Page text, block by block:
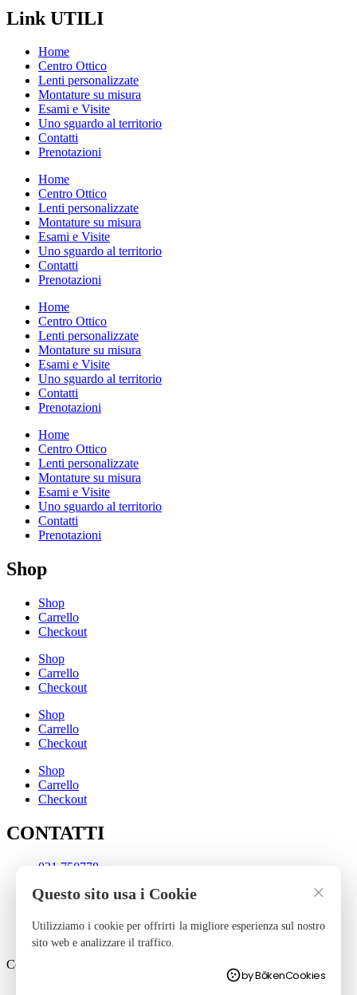
Link UTILI
Home
Centro Ottico
Lenti personalizzate
Montature su misura
Esami e Visite
Uno sguardo al territorio
Contatti
Prenotazioni
Home
Centro Ottico
Lenti personalizzate
Montature su misura
Esami e Visite
Uno sguardo al territorio
Contatti
Prenotazioni
Home
Centro Ottico
Lenti personalizzate
Montature su misura
Esami e Visite
Uno sguardo al territorio
Contatti
Prenotazioni
Home
Centro Ottico
Lenti personalizzate
Montature su misura
Esami e Visite
Uno sguardo al territorio
Contatti
Prenotazioni
Shop
Shop
Carrello
Checkout
Shop
Carrello
Checkout
Shop
Carrello
Checkout
Shop
Carrello
Checkout
CONTATTI
031 750778
Cookie Policy
Termini e Condizioni
Copyright © 2025 – Powered by Bōken
Questo sito usa i Cookie ×
Utilizziamo i cookie per offrirti la migliore esperienza sul nostro
sito web e analizzare il traffico.
by BōkenCookies